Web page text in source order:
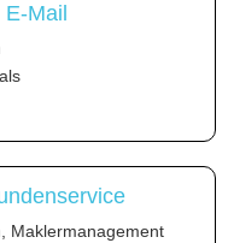
Mail
Maklermanagement